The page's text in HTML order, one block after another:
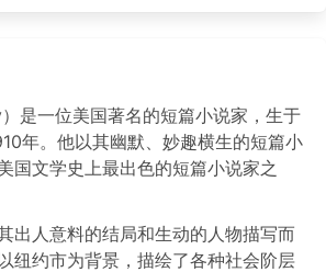
是一位美国著名的短篇小说家，生于
年。他以其幽默、妙趣横生的短篇小
国文学史上最出色的短篇小说家之
出人意料的结局和生动的人物描写而
纽约市为背景，描绘了各种社会阶层